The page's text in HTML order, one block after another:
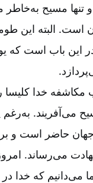
مسیح
البته این
این باب است که
مکاشفه خدا
می‌‌آفریند. به‌‌رغم
حاضر است و بر
می‌‌رساند.
می‌‌دانیم که خدا در